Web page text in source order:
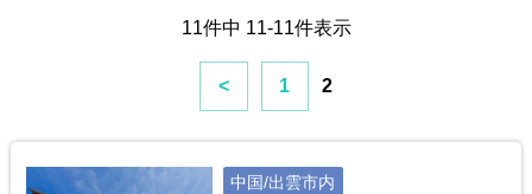
11件中 11-11件表示
< 1 2
中国/出雲市内